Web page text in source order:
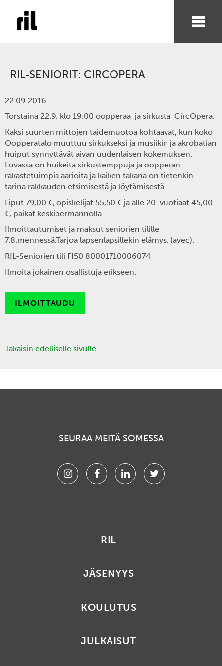
RIL-SENIORIT: CIRCOPERA
22.09.2016
Torstaina 22.9. klo 19.00 oopperaa ja sirkusta CircOpera.
Kaksi suurten mittojen taidemuotoa kohtaavat, kun koko
Oopperatalo muuttuu sirkukseksi ja musiikin ja akrobatian
huiput synnyttävät aivan uudenlaisen kokemuksen.
Luvassa on huikeita sirkustemppuja ja oopperan
rakastetuimpia aarioita ja kaiken takana on tietenkin
tarina rakkauden etsimisestä ja löytämisestä.
Liput 79,00 €, opiskelijat 55,50 € ja alle 20-vuotiaat 45,00
€, paikat keskipermannolla.
Ilmoittautumiset ja maksut seniorien tilille
7.8.mennessä.Tarjoa lapsenlapsillekin elämys. (avec).
RIL-Seniorien tili FI50 80001710006074
Ilmoita jokainen osallistuja erikseen.
ILMOITTAUDU
Takaisin edelliselle sivulle
SEURAA MEITÄ SOMESSA
InstagramFacebookLinkedinTwitter
RIL
JÄSENYYS
KOULUTUS
JULKAISUT